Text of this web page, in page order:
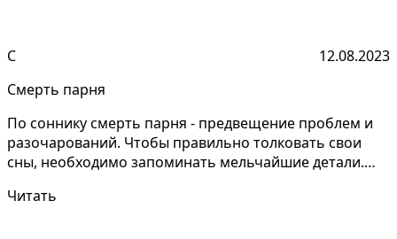
С
12.08.2023
Смерть парня
По соннику смерть парня - предвещение проблем и
разочарований. Чтобы правильно толковать свои
сны, необходимо запоминать мельчайшие детали.
Читать